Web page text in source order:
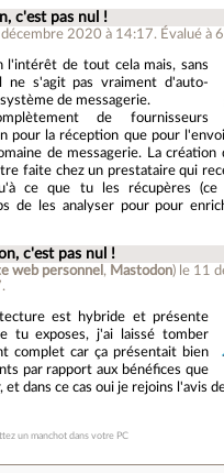
c'est pas nul !
décembre 2020 à 14:17. Évalué à6
l'intérêt de tout cela mais, sans
ne s'agit pas vraiment d'auto-
de messagerie.
de fournisseurs
pour la réception que pour
de messagerie. La création
faite chez un prestataire qui
ce que tu les récupères (ce
de les analyser pour pour
c'est pas nul !
web personnel , Mastodon) le 11
.
est hybride et présente
tu exposes, j'ai laissé tomber
complet car ça présentait bien
par rapport aux bénéfices que
et dans ce cas oui je rejoins l'avis
un manchot dans votre PC